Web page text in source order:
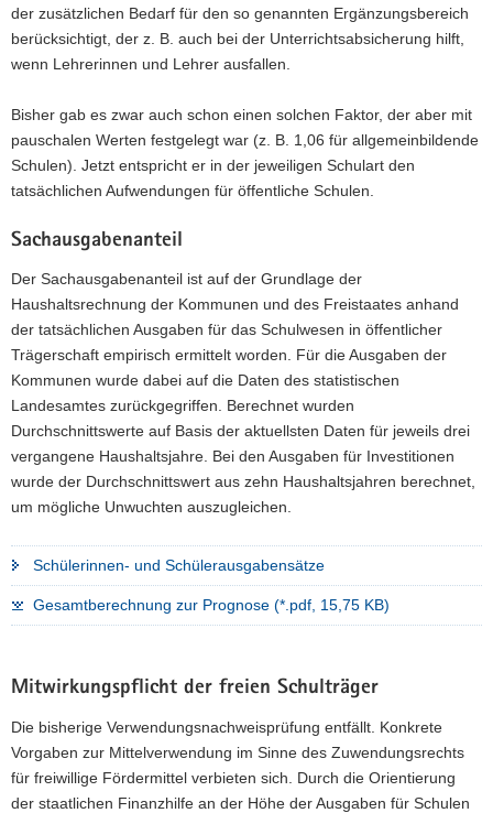
der zusätzlichen Bedarf für den so genannten Ergänzungsbereich
berücksichtigt, der z. B. auch bei der Unterrichtsabsicherung hilft,
wenn Lehrerinnen und Lehrer ausfallen.
Bisher gab es zwar auch schon einen solchen Faktor, der aber mit
pauschalen Werten festgelegt war (z. B. 1,06 für allgemeinbildende
Schulen). Jetzt entspricht er in der jeweiligen Schulart den
tatsächlichen Aufwendungen für öffentliche Schulen.
Sachausgabenanteil
Der Sachausgabenanteil ist auf der Grundlage der
Haushaltsrechnung der Kommunen und des Freistaates anhand
der tatsächlichen Ausgaben für das Schulwesen in öffentlicher
Trägerschaft empirisch ermittelt worden. Für die Ausgaben der
Kommunen wurde dabei auf die Daten des statistischen
Landesamtes zurückgegriffen. Berechnet wurden
Durchschnittswerte auf Basis der aktuellsten Daten für jeweils drei
vergangene Haushaltsjahre. Bei den Ausgaben für Investitionen
wurde der Durchschnittswert aus zehn Haushaltsjahren berechnet,
um mögliche Unwuchten auszugleichen.
Schülerinnen- und Schülerausgabensätze
Gesamtberechnung zur Prognose (*.pdf, 15,75 KB)
Mitwirkungspflicht der freien Schulträger
Die bisherige Verwendungsnachweisprüfung entfällt. Konkrete
Vorgaben zur Mittelverwendung im Sinne des Zuwendungsrechts
für freiwillige Fördermittel verbieten sich. Durch die Orientierung
der staatlichen Finanzhilfe an der Höhe der Ausgaben für Schulen